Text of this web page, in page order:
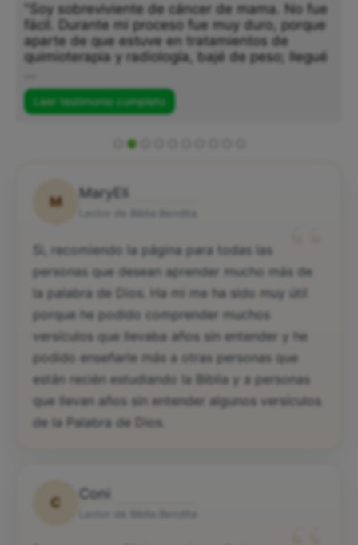
"Soy sobreviviente de cáncer de mama. No fue
fácil. Durante mi proceso fue muy duro, porque
aparte de que estuve en tratamientos de
quimioterapia y radiología, bajé de peso; llegué
Leer testimonio completo
M
MaryEli
“
Si, recomiendo la página para todas las
personas que desean aprender mucho más de
la palabra de Dios. Ha mi me ha sido muy útil
porque he podido comprender muchos
versículos que llevaba años sin entender y he
podido enseñarle más a otras personas que
están recién estudiando la Biblia y a personas
que llevan años sin entender algunos versículos
de la Palabra de Dios.
C
Coni